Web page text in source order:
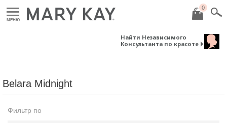
МЕНЮ
0
Найти Независимого
Консультанта по красоте
Belara Midnight
Фильтр по